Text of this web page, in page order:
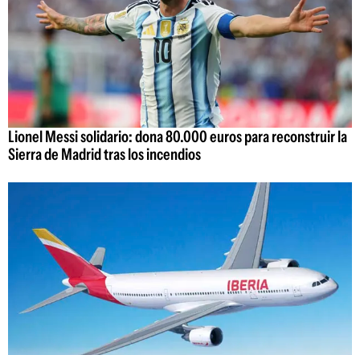
Lionel Messi solidario: dona 80.000 euros para reconstruir la
Sierra de Madrid tras los incendios